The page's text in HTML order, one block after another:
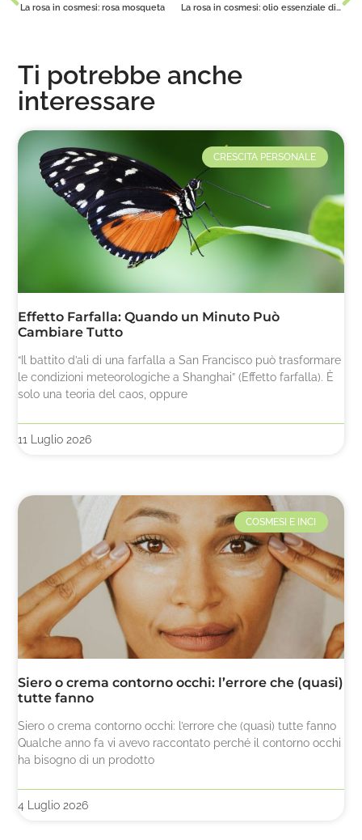
La rosa in cosmesi: rosa mosqueta La rosa in cosmesi: olio essenziale di rosa damascena
Ti potrebbe anche
interessare
CRESCITA PERSONALE
Effetto Farfalla: Quando un Minuto Può
Cambiare Tutto
“Il battito d’ali di una farfalla a San Francisco può trasformare
le condizioni meteorologiche a Shanghai” (Effetto farfalla). È
solo una teoria del caos, oppure
11 Luglio 2026
COSMESI E INCI
Siero o crema contorno occhi: l’errore che (quasi)
tutte fanno
Siero o crema contorno occhi: l’errore che (quasi) tutte fanno
Qualche anno fa vi avevo raccontato perché il contorno occhi
ha bisogno di un prodotto
4 Luglio 2026